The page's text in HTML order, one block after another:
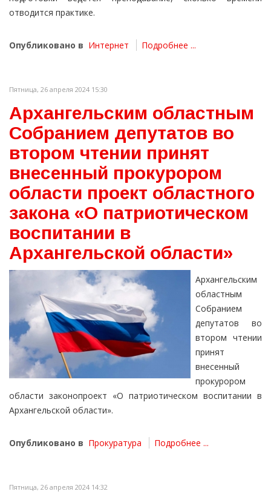
отводится практике.
Опубликовано в Интернет Подробнее ...
Пятница, 26 апреля 2024 15:30
Архангельским областным
Собранием депутатов во
втором чтении принят
внесенный прокурором
области проект областного
закона «О патриотическом
воспитании в
Архангельской области»
Архангельским
областным
Собранием
депутатов во
втором чтении
принят
внесенный
прокурором
области законопроект «О патриотическом воспитании в
Архангельской области».
Опубликовано в Прокуратура Подробнее ...
Пятница, 26 апреля 2024 14:32